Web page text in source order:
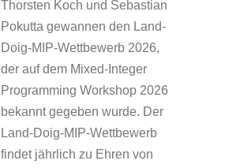
Thorsten Koch und Sebastian
Pokutta gewannen den Land-
Doig-MIP-Wettbewerb 2026,
der auf dem Mixed-Integer
Programming Workshop 2026
bekannt gegeben wurde. Der
Land-Doig-MIP-Wettbewerb
findet jährlich zu Ehren von